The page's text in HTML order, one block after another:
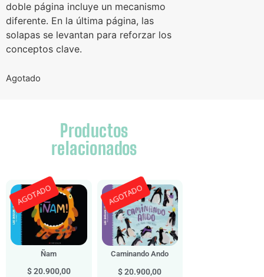
doble página incluye un mecanismo
diferente. En la última página, las
solapas se levantan para reforzar los
conceptos clave.
Agotado
Productos
relacionados
AGOTADO
Ñam
$20.900,00
AGOTADO
Caminando Ando
$20.900,00